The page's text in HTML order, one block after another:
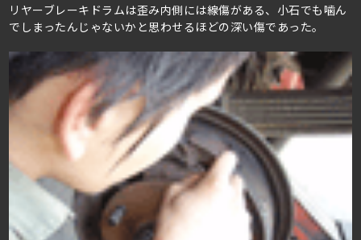
リヤーブレーキドラムは歪み内側には線傷がある、小石でも噛ん
でしまったんじゃないかと思わせるほどの深い傷であった。